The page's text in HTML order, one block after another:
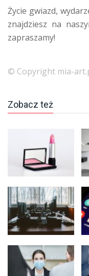
Życie gwiazd,
znajdziesz na
zapraszamy!
© Copyright mia-
Zobacz też